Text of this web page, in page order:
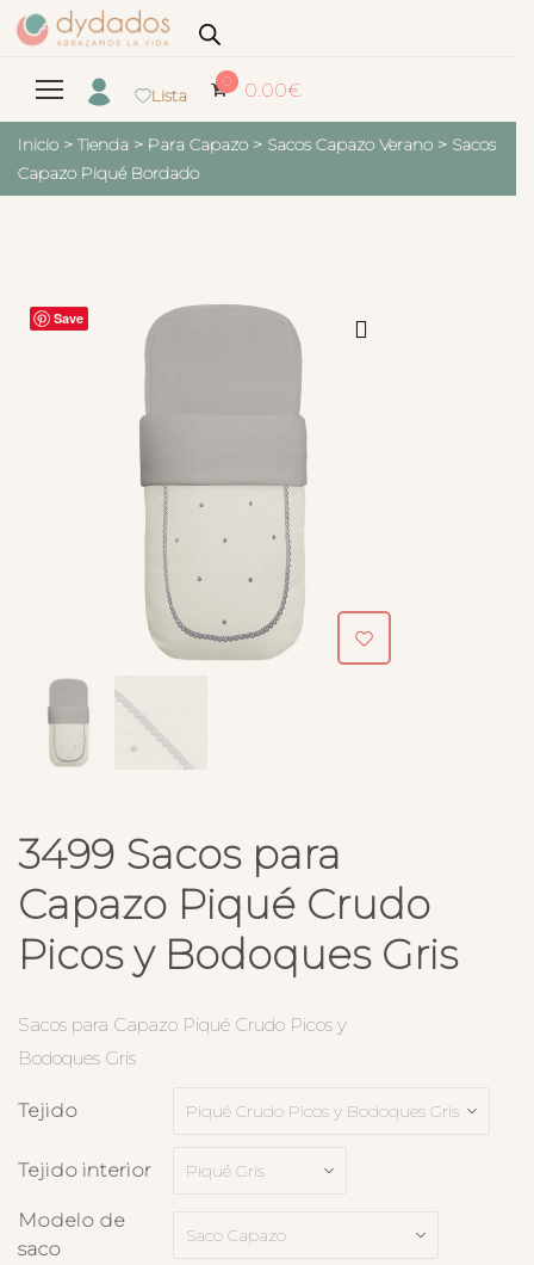
Lista
0 0.00€
Inicio > Tienda > Para Capazo > Sacos Capazo Verano > Sacos
Capazo Piqué Bordado
Save
3499 Sacos para
Capazo Piqué Crudo
Picos y Bodoques Gris
Sacos para Capazo Piqué Crudo Picos y
Bodoques Gris
Tejido
Tejido interior
Modelo de
saco